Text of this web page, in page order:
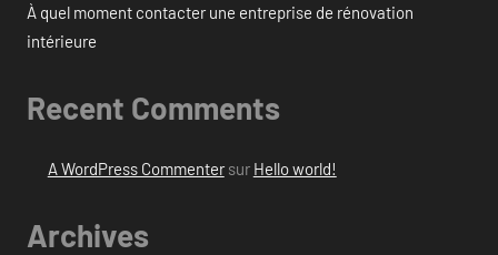
À quel moment contacter une entreprise de rénovation
intérieure
Recent Comments
A WordPress Commentersur Hello world!
Archives